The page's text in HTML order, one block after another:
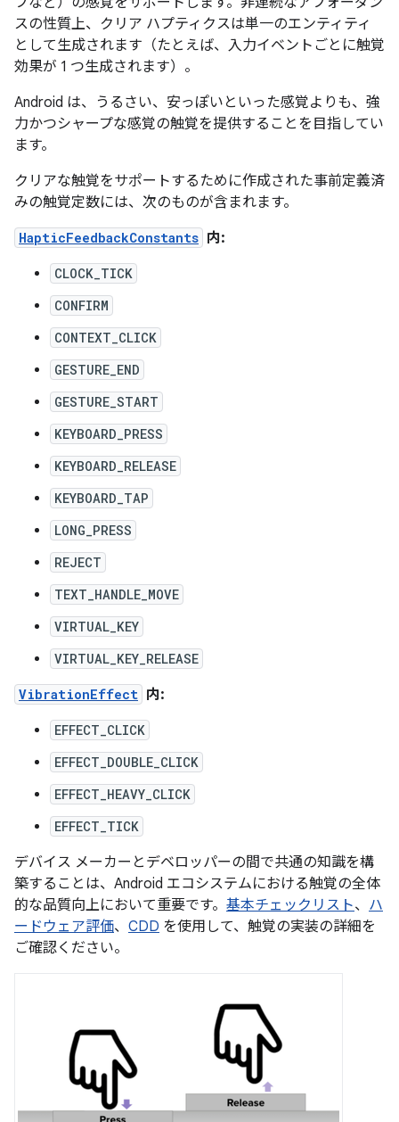
スの性質上、クリア ハプティクスは単一のエンティティ
として生成されます（たとえば、入力イベントごとに触覚
効果が 1 つ生成されます）。
Android は、うるさい、安っぽいといった感覚よりも、強
力かつシャープな感覚の触覚を提供することを目指してい
ます。
クリアな触覚をサポートするために作成された事前定義済
みの触覚定数には、次のものが含まれます。
HapticFeedbackConstants 内:
CLOCK_TICK
CONFIRM
CONTEXT_CLICK
GESTURE_END
GESTURE_START
KEYBOARD_PRESS
KEYBOARD_RELEASE
KEYBOARD_TAP
LONG_PRESS
REJECT
TEXT_HANDLE_MOVE
VIRTUAL_KEY
VIRTUAL_KEY_RELEASE
VibrationEffect 内:
EFFECT_CLICK
EFFECT_DOUBLE_CLICK
EFFECT_HEAVY_CLICK
EFFECT_TICK
デバイス メーカーとデベロッパーの間で共通の知識を構
築することは、Android エコシステムにおける触覚の全体
的な品質向上において重要です。 基本チェックリスト、 ハ
ードウェア評価、 CDD を使用して、触覚の実装の詳細を
ご確認ください。